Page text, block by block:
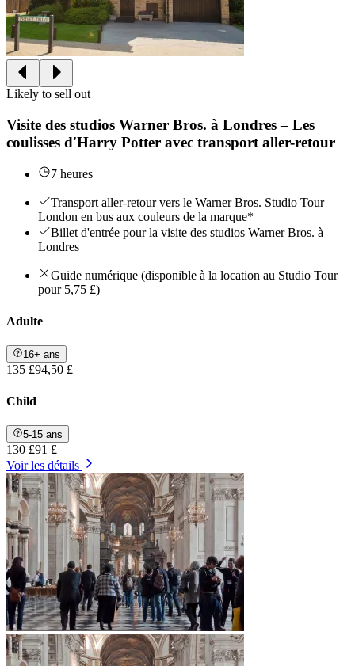
Likely to sell out
Visite des studios Warner Bros. à Londres – Les
coulisses d'Harry Potter avec transport aller-retour
7 heures
Transport aller-retour vers le Warner Bros. Studio Tour
London en bus aux couleurs de la marque*
Billet d'entrée pour la visite des studios Warner Bros. à
Londres
Guide numérique (disponible à la location au Studio Tour
pour 5,75 £)
Adulte
16+ ans
135 £94,50 £
Child
5-15 ans
130 £91 £
Voir les détails